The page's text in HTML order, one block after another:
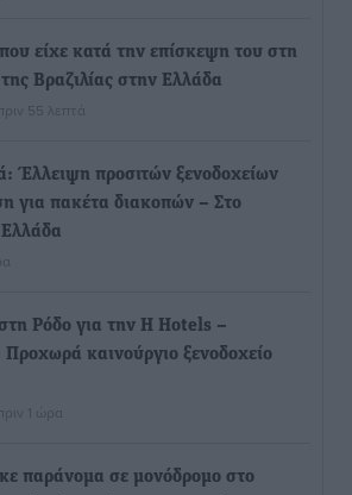
είχε κατά την επίσκεψη του στη
Βραζιλίας στην Ελλάδα
55 λεπτά
Έλλειψη προσιτών ξενοδοχείων
για πακέτα διακοπών – Στο
Ελλάδα
Ρόδο για την H Hotels –
καινούργιο ξενοδοχείο
1 ώρα
παράνομα σε μονόδρομο στο